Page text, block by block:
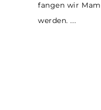
fangen wir
werden.